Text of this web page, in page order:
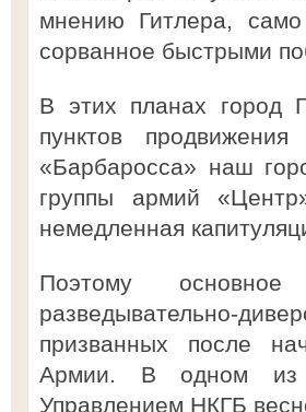
мнению Гитлера,
сорванное быстрыми
В этих планах город
пунктов
«Барбаросса» наш
группы армий
немедленная
Поэтому
разведывательно-
призванных после
Армии. В одном из
Управлением НКГБ